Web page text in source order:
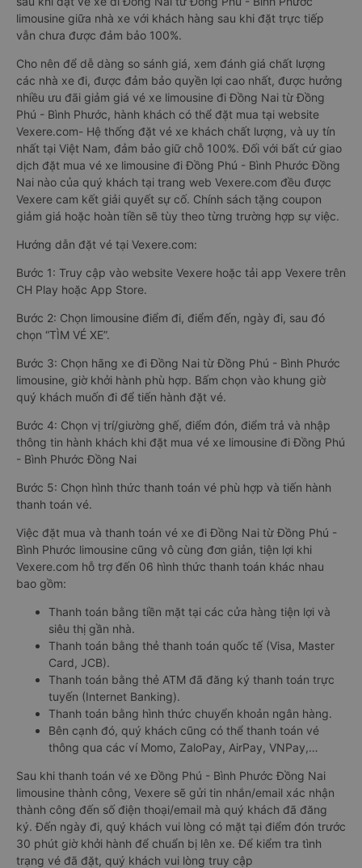
limousine giữa nhà xe với khách hàng sau khi đặt trực tiếp
vẫn chưa được đảm bảo 100%.
Cho nên để dễ dàng so sánh giá, xem đánh giá chất lượng
các nhà xe đi, được đảm bảo quyền lợi cao nhất, được hưởng
nhiều ưu đãi giảm giá vé xe limousine đi Đồng Nai từ Đồng
Phú - Bình Phước, hành khách có thể đặt mua tại website
Vexere.com- Hệ thống đặt vé xe khách chất lượng, và uy tín
nhất tại Việt Nam, đảm bảo giữ chỗ 100%. Đối với bất cứ giao
dịch đặt mua vé xe limousine đi Đồng Phú - Bình Phước Đồng
Nai nào của quý khách tại trang web Vexere.com đều được
Vexere cam kết giải quyết sự cố. Chính sách tặng coupon
giảm giá hoặc hoàn tiền sẽ tùy theo từng trường hợp sự việc.
Hướng dẫn đặt vé tại Vexere.com:
Bước 1: Truy cập vào website Vexere hoặc tải app Vexere trên
CH Play hoặc App Store.
Bước 2: Chọn limousine điểm đi, điểm đến, ngày đi, sau đó
chọn “TÌM VÉ XE”.
Bước 3: Chọn hãng xe đi Đồng Nai từ Đồng Phú - Bình Phước
limousine, giờ khởi hành phù hợp. Bấm chọn vào khung giờ
quý khách muốn đi để tiến hành đặt vé.
Bước 4: Chọn vị trí/giường ghế, điểm đón, điểm trả và nhập
thông tin hành khách khi đặt mua vé xe limousine đi Đồng Phú
- Bình Phước Đồng Nai
Bước 5: Chọn hình thức thanh toán vé phù hợp và tiến hành
thanh toán vé.
Việc đặt mua và thanh toán vé xe đi Đồng Nai từ Đồng Phú -
Bình Phước limousine cũng vô cùng đơn giản, tiện lợi khi
Vexere.com hỗ trợ đến 06 hình thức thanh toán khác nhau
bao gồm:
Thanh toán bằng tiền mặt tại các cửa hàng tiện lợi và
siêu thị gần nhà.
Thanh toán bằng thẻ thanh toán quốc tế (Visa, Master
Card, JCB).
Thanh toán bằng thẻ ATM đã đăng ký thanh toán trực
tuyến (Internet Banking).
Thanh toán bằng hình thức chuyển khoản ngân hàng.
Bên cạnh đó, quý khách cũng có thể thanh toán vé
thông qua các ví Momo, ZaloPay, AirPay, VNPay,…
Sau khi thanh toán vé xe Đồng Phú - Bình Phước Đồng Nai
limousine thành công, Vexere sẽ gửi tin nhắn/email xác nhận
thành công đến số điện thoại/email mà quý khách đã đăng
ký. Đến ngày đi, quý khách vui lòng có mặt tại điểm đón trước
30 phút giờ khởi hành để chuẩn bị lên xe. Để kiểm tra tình
trạng vé đã đặt, quý khách vui lòng truy cập